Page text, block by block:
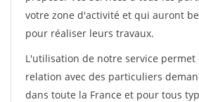
votre zone d'activité et qui auront
pour réaliser leurs travaux.
L'utilisation de notre service permet
relation avec des particuliers
dans toute la France et pour tous